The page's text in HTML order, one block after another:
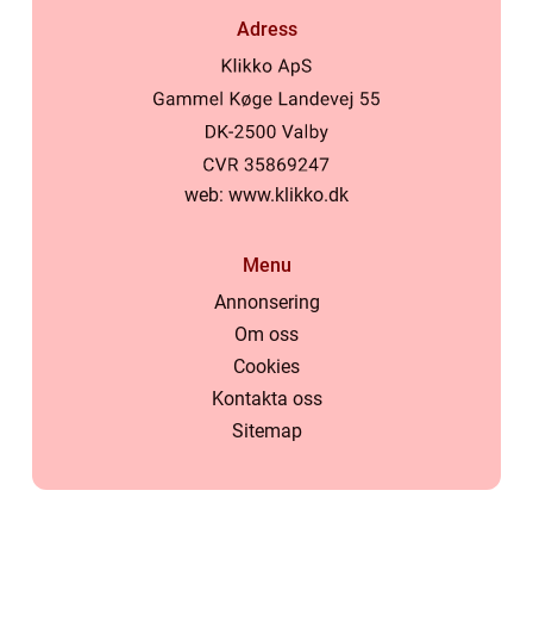
Adress
web: www.klikko.dk
Menu
Annonsering
Om oss
Cookies
Kontakta oss
Sitemap